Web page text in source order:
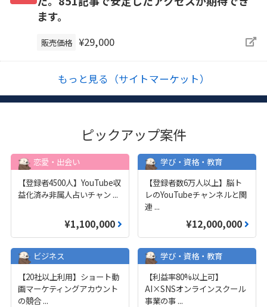
ます。
販売価格 ¥29,000
もっと見る（サイトマーケット）
ピックアップ案件
恋愛・出会い
【登録者4500人】YouTube収
益化済み非属人占いチャン ...
¥1,100,000
学び・資格・教育
【登録者数6万人以上】脳ト
レのYouTubeチャンネルと関
連 ...
¥12,000,000
ビジネス
【20社以上利用】ショート動
画マーケティングアカウント
の競合...
学び・資格・教育
【利益率80%以上可】
AI×SNSオンラインスクール
事業の事 ...